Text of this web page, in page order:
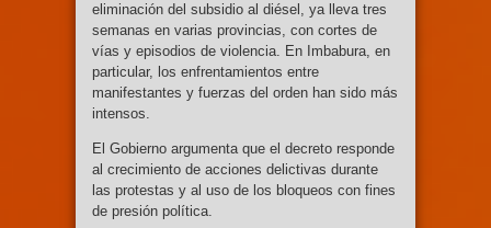
eliminación del subsidio al diésel, ya lleva tres
semanas en varias provincias, con cortes de
vías y episodios de violencia. En Imbabura, en
particular, los enfrentamientos entre
manifestantes y fuerzas del orden han sido más
intensos.
El Gobierno argumenta que el decreto responde
al crecimiento de acciones delictivas durante
las protestas y al uso de los bloqueos con fines
de presión política.